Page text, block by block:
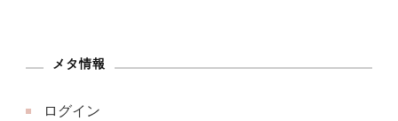
メタ情報
ログイン